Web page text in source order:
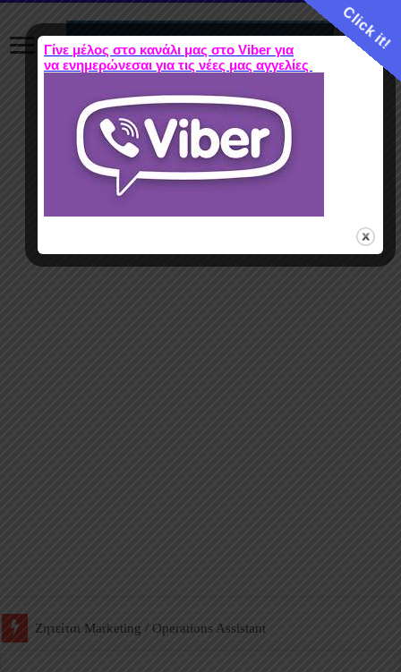
Ζητείται Βοηθός Αποθήκης σε Φαρμακείο
Click it!
Γίνε μέλος στο κανάλι μας στο Viber για
να ενημερώνεσαι για τις νέες μας αγγελίες